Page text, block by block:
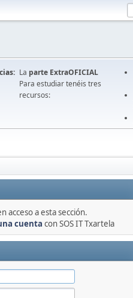
La parte ExtraOFICIAL
Para estudiar tenéis tres
recursos:
acceso a esta sección.
cuenta con SOS IT Txartela